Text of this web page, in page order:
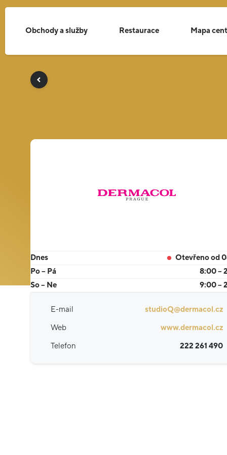
Obchody a služby Restaurace Mapa
Dnes
Otevřeno od
Po – Pá
8:00 –
So – Ne
9:00 –
E-mail
studioQ@dermacol.cz
Web
www.dermacol.cz
Telefon
222 261 490